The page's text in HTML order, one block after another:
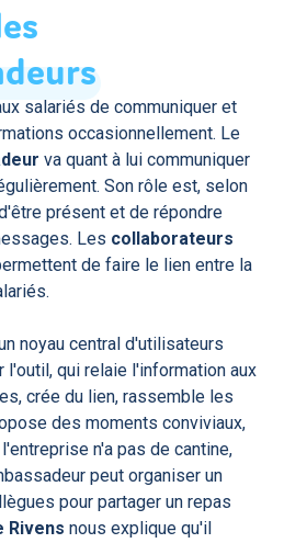
salariés de communiquer et
occasionnellement. Le
va quant à lui communiquer
Son rôle est, selon
présent et de répondre
Les collaborateurs
de faire le lien entre la
noyau central d'utilisateurs
l'outil, qui relaie l'information aux
crée du lien, rassemble les
des moments conviviaux,
n'a pas de cantine,
peut organiser un
pour partager un repas
Rivens nous explique qu'il